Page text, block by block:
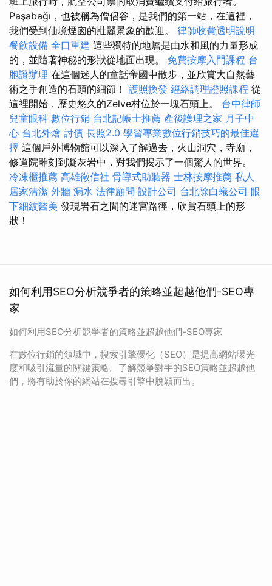
Paşabağı，也被稱為僧侶谷，是我們的第一站，在這裡，
我們受到仙境煙囪的壯麗景象的歡迎。 律師收費透明說明
餐飲設備 全口重建 這些獨特的地層是由水和風的力量形成
的，並隨著神秘的形狀從地面出現。 免費按摩入門課程 台
胞證辦理 在這個迷人的童話帝國中散步，並欣賞大自然藝
術之手創造的石頭的細節！ 護照換發 經絡調理證照課程 從
這裡開始，歷史悠久的Zelve村位於一塊石頭上。 台中律師
兒童眼科 數位行銷 台北記帳士推薦 產後護理之家 月子中
心 台北外燴 討債 長照2.0 學習專業數位行銷技巧的最佳選
擇 這個戶外博物館可以深入了解過去，火山洞穴，寺廟，
修道院雕刻到凝灰岩中，對我們揭示了一個驚人的世界。
冷凍櫃推薦 高雄徵信社 骨導式助聽器 士林按摩推薦 私人
居家清潔 外牆 漏水 法律顧問 設計公司 台北除白蟻公司 眼
下細紋醫美 發現岩石之間的迷宮路徑，欣賞石頭上的形
狀！
如何利用SEO分析競爭者的策略並超越他們-SEO專
家
如何利用SEO分析競爭者的策略並超越他們-SEO專家
在數位行銷的領域中，搜索引擎優化（SEO）是提高網站曝光
度和吸引流量的關鍵策略。了解競爭對手的SEO策略並超越他
們，將有助於你的網站在搜尋引擎中脫穎而出。